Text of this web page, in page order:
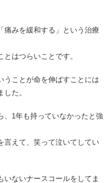
痛みを緩和する」という治療
はつらいことです。
うことが命を伸ばすことには
た。
、1年も持っていなかったと強
言えて、笑って泣いてしてい
いないナースコールをしてま